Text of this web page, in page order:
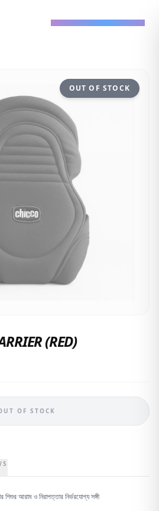
OUT OF STOCK
(RED)
OF STOCK
আরাম ও নিরাপত্তার নির্ভরযোগ্য সঙ্গী